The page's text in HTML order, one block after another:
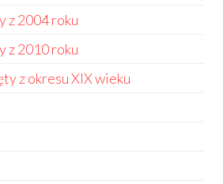
z 2004 roku
z 2010 roku
z okresu XIX wieku